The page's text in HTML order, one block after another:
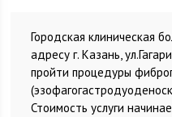
Городская клиническая
адресу г. Казань,
пройти процедуры
Стоимость услуги